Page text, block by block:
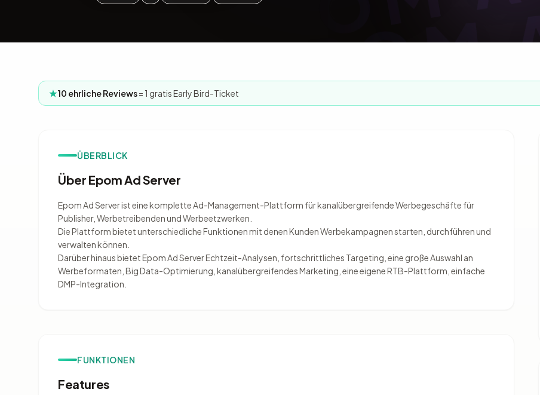
10 ehrliche Reviews= 1 gratis Early Bird-Ticket
ÜBERBLICK
Über Epom Ad Server
Epom Ad Server ist eine komplette Ad-Management-Plattform für kanalübergreifende Werbegeschäfte für
Publisher, Werbetreibenden und Werbeetzwerken.
Die Plattform bietet unterschiedliche Funktionen mit denen Kunden Werbekampagnen starten, durchführen und
verwalten können.
Darüber hinaus bietet Epom Ad Server Echtzeit-Analysen, fortschrittliches Targeting, eine große Auswahl an
Werbeformaten, Big Data-Optimierung, kanalübergreifendes Marketing, eine eigene RTB-Plattform, einfache
DMP-Integration.
FUNKTIONEN
Features